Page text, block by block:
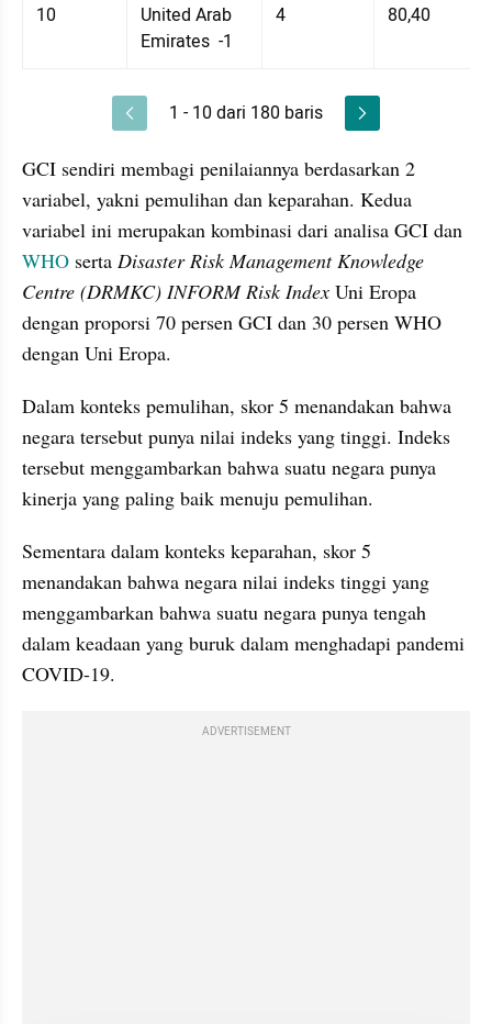
10
United Arab
Emirates  -1
4 80,40
1 - 10 dari 180 baris
GCI sendiri membagi penilaiannya berdasarkan 2
variabel, yakni pemulihan dan keparahan. Kedua
WHO serta Disaster Risk Management Knowledge
Centre (DRMKC) INFORM Risk Index Uni Eropa
dengan proporsi 70 persen GCI dan 30 persen WHO
dengan Uni Eropa.
Dalam konteks pemulihan, skor 5 menandakan bahwa
negara tersebut punya nilai indeks yang tinggi. Indeks
tersebut menggambarkan bahwa suatu negara punya
kinerja yang paling baik menuju pemulihan.
Sementara dalam konteks keparahan, skor 5
menandakan bahwa negara nilai indeks tinggi yang
menggambarkan bahwa suatu negara punya tengah
dalam keadaan yang buruk dalam menghadapi pandemi
COVID-19.
ADVERTISEMENT